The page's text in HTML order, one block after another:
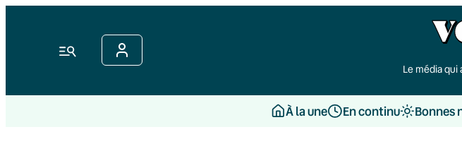
Menu
Le média
À la une En continu Bonnes